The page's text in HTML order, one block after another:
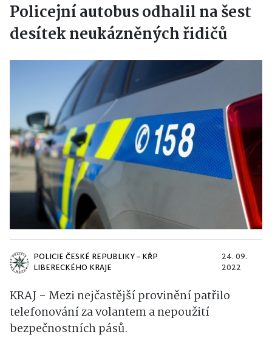
Policejní autobus odhalil na šest
desítek neukázněných řidičů
POLICIE ČESKÉ REPUBLIKY – KŘP
LIBERECKÉHO KRAJE
24. 09.
2022
KRAJ - Mezi nejčastější provinění patřilo
telefonování za volantem a nepoužití
bezpečnostních pásů.